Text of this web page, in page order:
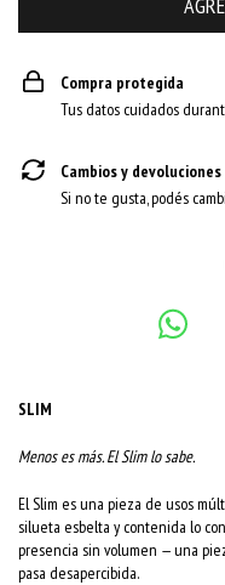
Compra protegida
Tus datos cuidados
Cambios y devoluciones
Si no te gusta, podés
SLIM
Menos es más. El Slim lo sabe.
El Slim es una pieza de usos
silueta esbelta y contenida lo
presencia sin volumen — una
pasa desapercibida.